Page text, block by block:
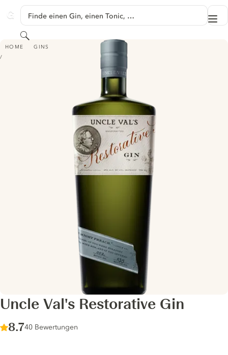
GINVENTORY
Finde einen Gin, einen Tonic, …
Suchen
HOME GINS
UNCLE VAL'S RESTORATIVE GIN
Uncle Val's Restorative Gin
Score :
8.7/ 10
40 Bewertungen